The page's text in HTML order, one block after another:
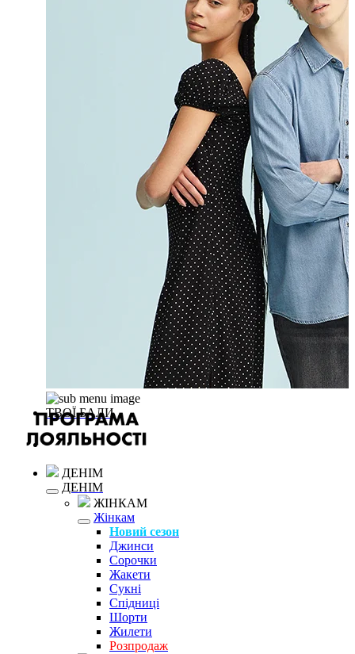
ТВОЇ БАЛИ
ДЕНІМ
ДЕНІМ
ЖІНКАМ
Жінкам
Новий сезон
Джинси
Сорочки
Жакети
Сукні
Спідниці
Шорти
Жилети
Розпродаж